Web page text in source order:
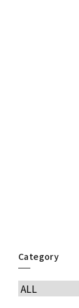
Category